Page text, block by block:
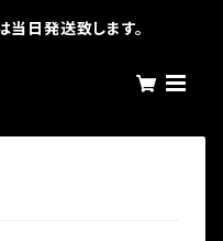
日発送致します。